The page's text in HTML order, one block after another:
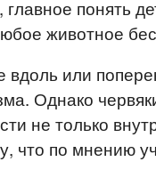
понять
животное
или
Однако
не только
что по мнению